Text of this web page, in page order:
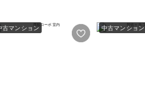
古マンション 中古マンション